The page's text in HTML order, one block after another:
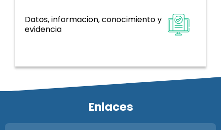
Datos, informacion, conocimiento y
evidencia
Sistemas de información, evidencia e
Enlaces